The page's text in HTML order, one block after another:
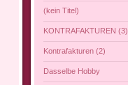
(kein Titel)
KONTRAFAKTUREN (3)
Kontrafakturen (2)
Dasselbe Hobby